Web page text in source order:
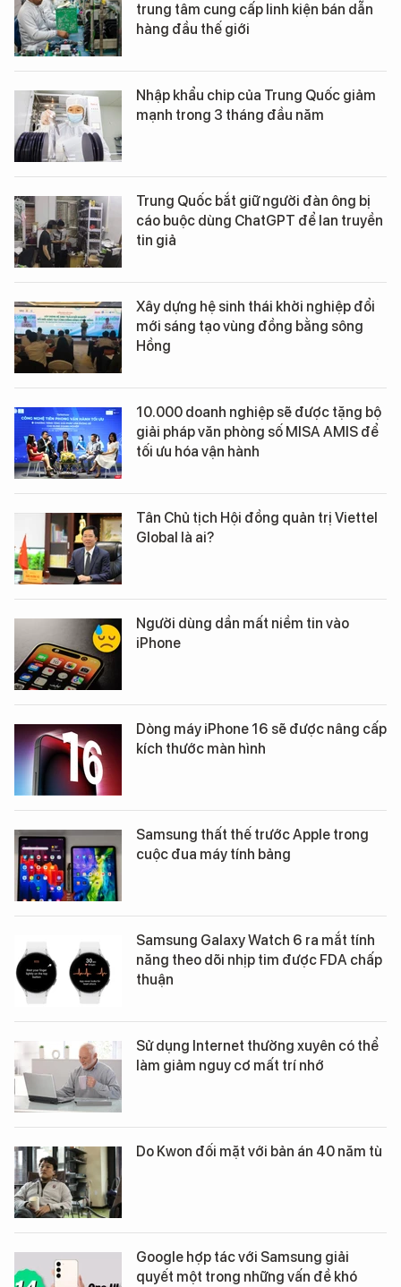
trung tâm cung cấp linh kiện bán dẫn
hàng đầu thế giới
Nhập khẩu chip của Trung Quốc giảm
mạnh trong 3 tháng đầu năm
Trung Quốc bắt giữ người đàn ông bị
cáo buộc dùng ChatGPT để lan truyền
tin giả
Xây dựng hệ sinh thái khởi nghiệp đổi
mới sáng tạo vùng đồng bằng sông
Hồng
10.000 doanh nghiệp sẽ được tặng bộ
giải pháp văn phòng số MISA AMIS để
tối ưu hóa vận hành
Tân Chủ tịch Hội đồng quản trị Viettel
Global là ai?
Người dùng dần mất niềm tin vào
iPhone
Dòng máy iPhone 16 sẽ được nâng cấp
kích thước màn hình
Samsung thất thế trước Apple trong
cuộc đua máy tính bảng
Samsung Galaxy Watch 6 ra mắt tính
năng theo dõi nhịp tim được FDA chấp
thuận
Sử dụng Internet thường xuyên có thể
làm giảm nguy cơ mất trí nhớ
Do Kwon đối mặt với bản án 40 năm tù
Google hợp tác với Samsung giải
quyết một trong những vấn đề khó